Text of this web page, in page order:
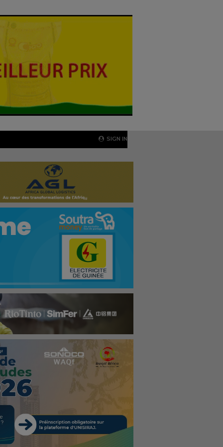
SIGN IN